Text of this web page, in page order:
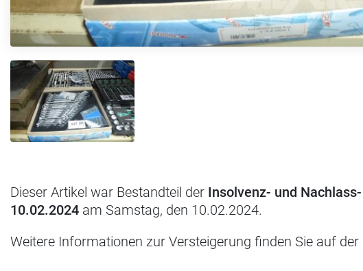
Dieser Artikel war Bestandteil der Insolvenz- und
10.02.2024 am Samstag, den 10.02.2024.
Weitere Informationen zur Versteigerung finden Sie auf der